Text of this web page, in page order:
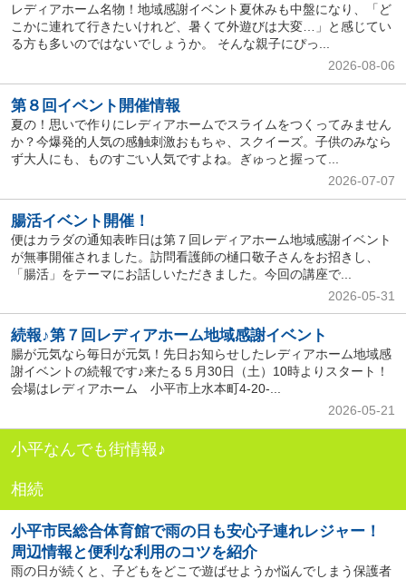
レディアホーム名物！地域感謝イベント夏休みも中盤になり、「ど
こかに連れて行きたいけれど、暑くて外遊びは大変…」と感じてい
る方も多いのではないでしょうか。 そんな親子にぴっ...
2026-08-06
第８回イベント開催情報
夏の！思いで作りにレディアホームでスライムをつくってみません
か？今爆発的人気の感触刺激おもちゃ、スクイーズ。子供のみなら
ず大人にも、ものすごい人気ですよね。ぎゅっと握って...
2026-07-07
腸活イベント開催！
便はカラダの通知表昨日は第７回レディアホーム地域感謝イベント
が無事開催されました。訪問看護師の樋口敬子さんをお招きし、
「腸活」をテーマにお話しいただきました。今回の講座で...
2026-05-31
続報♪第７回レディアホーム地域感謝イベント
腸が元気なら毎日が元気！先日お知らせしたレディアホーム地域感
謝イベントの続報です♪来たる５月30日（土）10時よりスタート！
会場はレディアホーム 小平市上水本町4-20-...
2026-05-21
小平なんでも街情報♪
相続
小平市民総合体育館で雨の日も安心子連れレジャー！
周辺情報と便利な利用のコツを紹介
雨の日が続くと、子どもをどこで遊ばせようか悩んでしまう保護者